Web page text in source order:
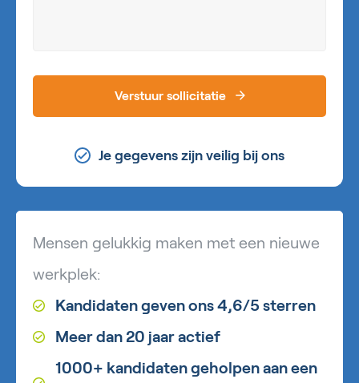
Verstuur sollicitatie
Je gegevens zijn veilig bij ons
Mensen gelukkig maken met een nieuwe
werkplek:
Kandidaten geven ons 4,6/5 sterren
Meer dan 20 jaar actief
1000+ kandidaten geholpen aan een